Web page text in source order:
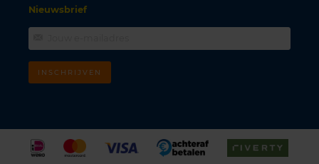
Nieuwsbrief
INSCHRIJVEN